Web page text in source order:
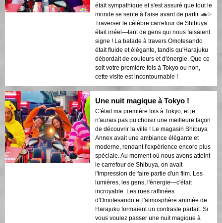
était sympathique et s'est assuré que tout le
monde se sente à l'aise avant de partir. 🚗✨
Traverser le célèbre carrefour de Shibuya
était irréel—tant de gens qui nous faisaient
signe ! La balade à travers Omotesando
était fluide et élégante, tandis qu'Harajuku
débordait de couleurs et d'énergie. Que ce
soit votre première fois à Tokyo ou non,
cette visite est incontournable !
Une nuit magique à Tokyo !
C'était ma première fois à Tokyo, et je
n'aurais pas pu choisir une meilleure façon
de découvrir la ville ! Le magasin Shibuya
Annex avait une ambiance élégante et
moderne, rendant l'expérience encore plus
spéciale. Au moment où nous avons atteint
le carrefour de Shibuya, on avait
l'impression de faire partie d'un film. Les
lumières, les gens, l'énergie—c'était
incroyable. Les rues raffinées
d'Omotesando et l'atmosphère animée de
Harajuku formaient un contraste parfait. Si
vous voulez passer une nuit magique à